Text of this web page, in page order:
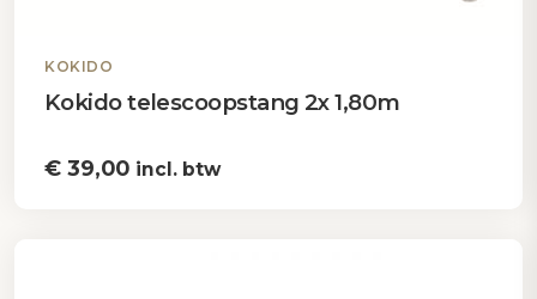
KOKIDO
Kokido telescoopstang 2x 1,80m
€ 39,00 incl. btw